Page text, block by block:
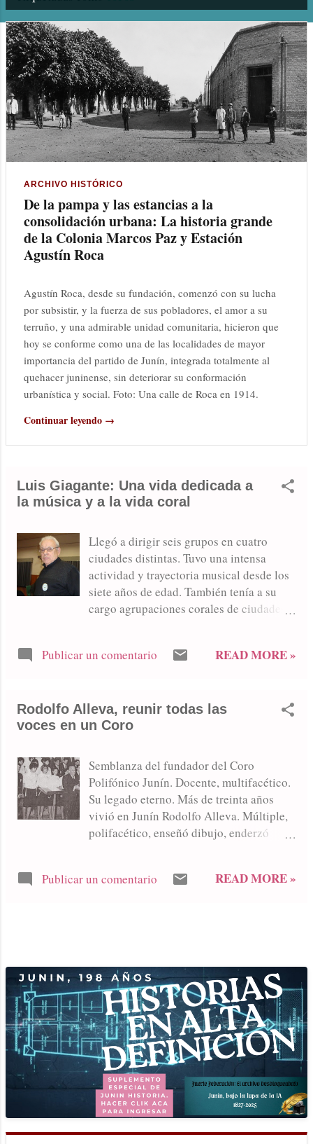
n
t
r
a
d
a
ARCHIVO HISTÓRICO
De la pampa y las estancias a la
consolidación urbana: La historia grande
de la Colonia Marcos Paz y Estación
Agustín Roca
Agustín Roca, desde su fundación, comenzó con su lucha
por subsistir, y la fuerza de sus pobladores, el amor a su
terruño, y una admirable unidad comunitaria, hicieron que
hoy se conforme como una de las localidades de mayor
importancia del partido de Junín, integrada totalmente al
quehacer juninense, sin deteriorar su conformación
urbanística y social. Foto: Una calle de Roca en 1914.
Continuar leyendo →
Luis Giagante: Una vida dedicada a
la música y a la vida coral
Llegó a dirigir seis grupos en cuatro
ciudades distintas. Tuvo una intensa
actividad y trayectoria musical desde los
siete años de edad. También tenía a su
cargo agrupaciones corales de ciudades
Publicar un comentario
READ MORE »
Rodolfo Alleva, reunir todas las
voces en un Coro
Semblanza del fundador del Coro
Polifónico Junín. Docente, multifacético.
Su legado eterno. Más de treinta años
vivió en Junín Rodolfo Alleva. Múltiple,
polifacético, enseñó dibujo, enderzó
belleza. Hasta enseñó matemática y guió
en señalarlo-, corría del coro de la Iglesia
San Ignacio de la que por varios años fue
organista, a la Escuela Normal, ahí al
Conservatorio Musical, luego a su oficina
de clases particulares, más tarde a la vieja
casona de calle Lebensohn, para vivir
intensas y transpiradas horas de trajín en
la secretaría de la Escuela Nacional de
Comercio. Y hasta disponía de tiempo
para prometer gauchadas que las más de
las veces le complicaban la vida, contar
Publicar un comentario READ MORE »